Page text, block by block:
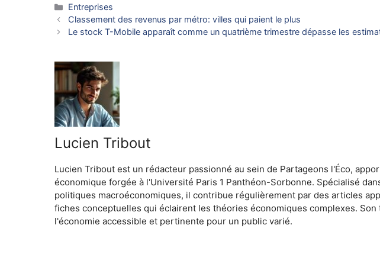
Catégories
Entreprises
Classement des revenus par métro: villes qui paient le plus
Le stock T-Mobile apparaît comme un quatrième trimestre dépasse les
Lucien Tribout
Lucien Tribout est un rédacteur passionné au sein de Partageons l'Éco,
économique forgée à l'Université Paris 1 Panthéon-Sorbonne. Spécialisé
politiques macroéconomiques, il contribue régulièrement par des articles
fiches conceptuelles qui éclairent les théories économiques complexes. Son
l'économie accessible et pertinente pour un public varié.